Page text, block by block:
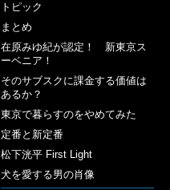
トピック
まとめ
在原みゆ紀が認定！ 新東京ス
ーベニア！
そのサブスクに課金する価値は
あるか？
東京で暮らすのをやめてみた
定番と新定番
松下洸平 First Light
犬を愛する男の肖像